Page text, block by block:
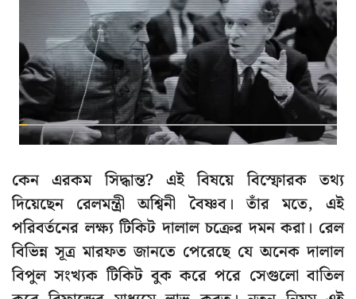
কেন এরকম সিদ্ধান্ত? এই বিষয়ে বিস্ফোরক তথ্য
দিয়েছেন রেলমন্ত্রী অশ্বিনী বৈষ্ণব। তাঁর মতে, এই
পরিবর্তনের লক্ষ্য টিকিট দালাল চক্রের দমন করা। রেল
বিভিন্ন সূত্র মারফত জানতে পেরেছে যে অনেক দালাল
বিপুল সংখ্যক টিকিট বুক করে পরে সেগুলো বাতিল